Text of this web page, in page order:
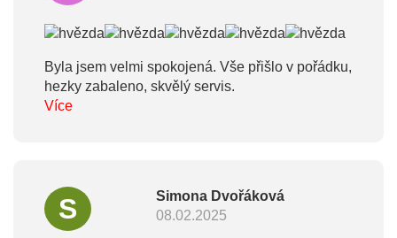
Byla jsem velmi spokojená. Vše přišlo v pořádku,
hezky zabaleno, skvělý servis.
Více
S
Simona Dvořáková
08.02.2025